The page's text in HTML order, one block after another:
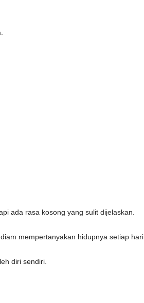
ada rasa kosong yang sulit dijelaskan.
mempertanyakan hidupnya setiap hari.
diri sendiri.